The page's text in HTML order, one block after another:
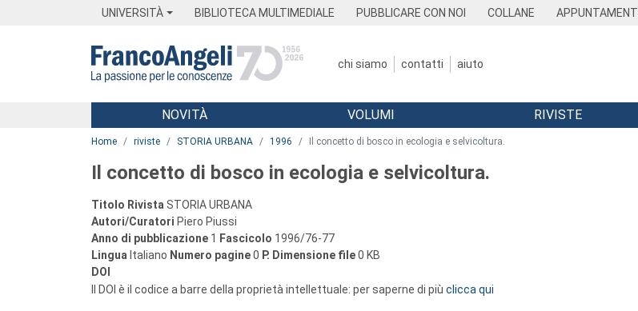
UNIVERSITÀ BIBLIOTECA MULTIMEDIALE PUBBLICARE CON NOI COLLANE APPUNTAMENTI
chi siamo contatti aiuto
Menu
NOVITÀ VOLUMI RIVISTE
Home riviste STORIA URBANA 1996 Il concetto di bosco in ecologia e selvicoltura.
Il concetto di bosco in ecologia e selvicoltura.
Titolo Rivista STORIA URBANA
Autori/Curatori Piero Piussi
Anno di pubblicazione 1 Fascicolo 1996/76-77
Lingua Italiano Numero pagine0 P. Dimensione file0 KB
DOI
Il DOI è il codice a barre della proprietà intellettuale: per saperne di più clicca qui